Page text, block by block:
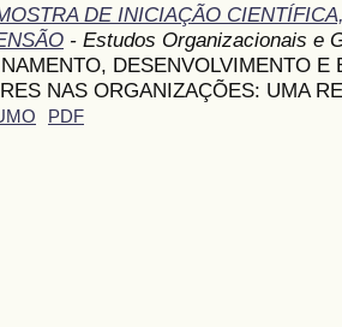
DE INICIAÇÃO
- Estudos Organizacionais e
DESENVOLVIMENTO E
NAS ORGANIZAÇÕES: UMA
PDF